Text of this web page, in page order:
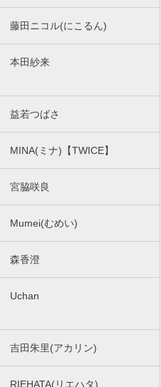
藤田ニコル(にこるん)
本田紗来
益若つばさ
MINA(ミナ)【TWICE】
宮脇咲良
Mumei(むめい)
森香澄
Uchan
吉田朱里(アカリン)
RIEHATA(リエハタ)